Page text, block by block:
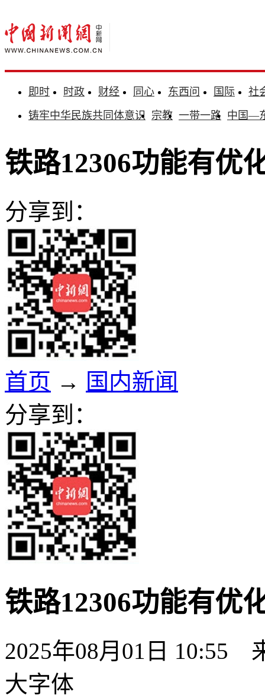
即时 时政 财经 同心 东西问 国际
社
铸牢中华民族共同体意识 宗教 一带一路 中国—
铁路12306功能有优
分享到：
首页 → 国内新闻
分享到：
铁路12306功能有优
2025年08月01日 10:55
大字体